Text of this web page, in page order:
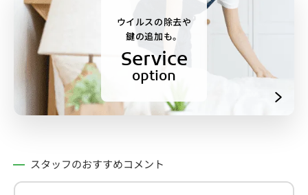
ウイルスの除去や
鍵の追加も。
Service
option
スタッフのおすすめコメント